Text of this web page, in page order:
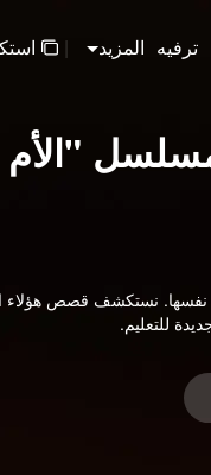
ترفيه المزيد |
"الأم
نستكشف قصص هؤلاء
للتعليم.